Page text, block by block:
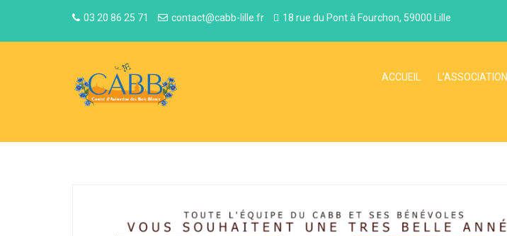
03 20 86 25 71 contact@cabb-lille.fr 18 rue du Pont à Fourchon, 59000 Lille
ACCUEIL L’ASSOCIATION